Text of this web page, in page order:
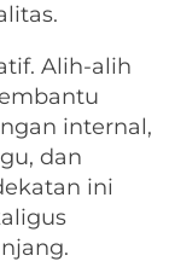
Alih-alih
internal,
dan
ini